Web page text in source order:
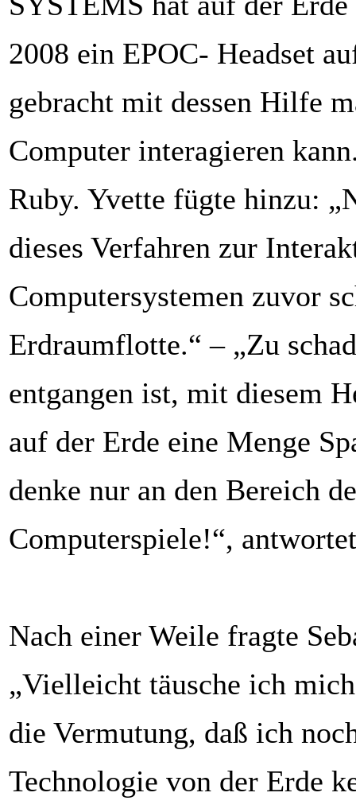
2008 ein EPOC- Headset
gebracht mit dessen Hilfe
Computer interagieren
Ruby. Yvette fügte hinzu:
dieses Verfahren zur
Computersystemen zuvor
Erdraumflotte.“ – „Zu
entgangen ist, mit diesem
auf der Erde eine Menge
denke nur an den Bereich
Computerspiele!“,
Nach einer Weile fragte
„Vielleicht täusche ich
die Vermutung, daß ich
Technologie von der Erde